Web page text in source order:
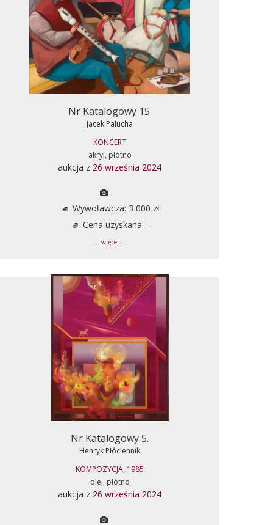
Nr Katalogowy 15.
Jacek Pałucha
KONCERT
akryl, płótno
aukcja z 26 września 2024
Wywoławcza: 3 000 zł
Cena uzyskana: -
... więcej ...
Nr Katalogowy 5.
Henryk Płóciennik
KOMPOZYCJA, 1985
olej, płótno
aukcja z 26 września 2024